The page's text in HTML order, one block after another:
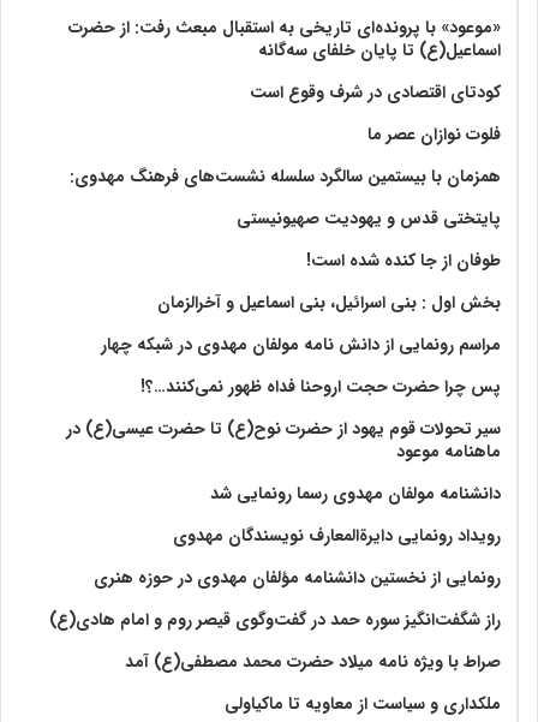
«موعود» با پرونده‌ای تاریخی به استقبال مبعث رفت: از حضرت
اسماعیل(ع) تا پایان خلفای سه‌گانه
کودتای اقتصادی در شرف وقوع است
فلوت نوازان عصر ما
همزمان با بیستمین سالگرد سلسله نشست‌های فرهنگ مهدوی:‌
پایتختی قدس و یهودیت صهیونیستی
طوفان از جا کنده شده است!
بخش اول : بنی اسرائیل، بنی اسماعیل و آخرالزمان
مراسم رونمایی از دانش نامه مولفان مهدوی در شبکه چهار
پس چرا حضرت حجت اروحنا فداه ظهور نمی‌کنند…؟!
سیر تحولات قوم یهود از حضرت نوح(ع) تا حضرت عیسی(ع) در
ماهنامه موعود
دانشنامه مولفان مهدوی رسما رونمایی شد
رویداد رونمایی دایرةالمعارف نویسندگان مهدوی
رونمایی از نخستین دانشنامه مؤلفان مهدوی در حوزه هنری
راز شگفت‌انگیز سوره حمد در گفت‌وگوی قیصر روم و امام هادی(ع)
صراط با ویژه نامه میلاد حضرت محمد مصطفی(ع) آمد
ملکداری و سیاست از معاویه تا ماکیاولی